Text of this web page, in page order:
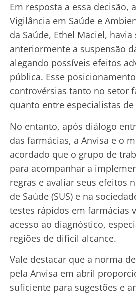
Em resposta a essa decisão,
Vigilância em Saúde e
da Saúde, Ethel Maciel,
anteriormente a suspensão
alegando possíveis efeitos
pública. Esse
controvérsias tanto no setor
quanto entre especialistas
No entanto, após diálogo
das farmácias, a Anvisa e o
acordado que o grupo de
para acompanhar a
regras e avaliar seus efeitos
de Saúde (SUS) e na
testes rápidos em farmácias
acesso ao diagnóstico,
regiões de difícil alcance.
Vale destacar que a norma
pela Anvisa em abril
suficiente para sugestões e